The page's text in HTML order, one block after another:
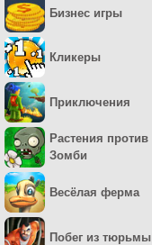
Бизнес игры
Кликеры
Приключения
Растения против
Зомби
Весёлая ферма
Побег из тюрьмы